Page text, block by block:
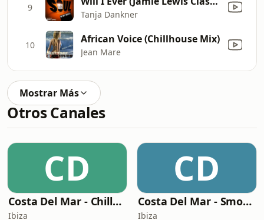
9
Tanja Dankner
10 African Voice (Chillhouse Mix)
Jean Mare
Mostrar Más
Otros Canales
CD
Costa Del Mar - Chillout
Ibiza
CD
Costa Del Mar - Smooth Jazz
Ibiza